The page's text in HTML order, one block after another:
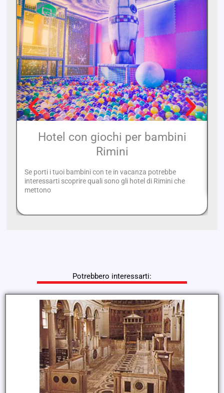
Hotel con giochi per bambini
Rimini
Se porti i tuoi bambini con te in vacanza potrebbe
interessarti scoprire quali sono gli hotel di Rimini che
mettono
Potrebbero interessarti: